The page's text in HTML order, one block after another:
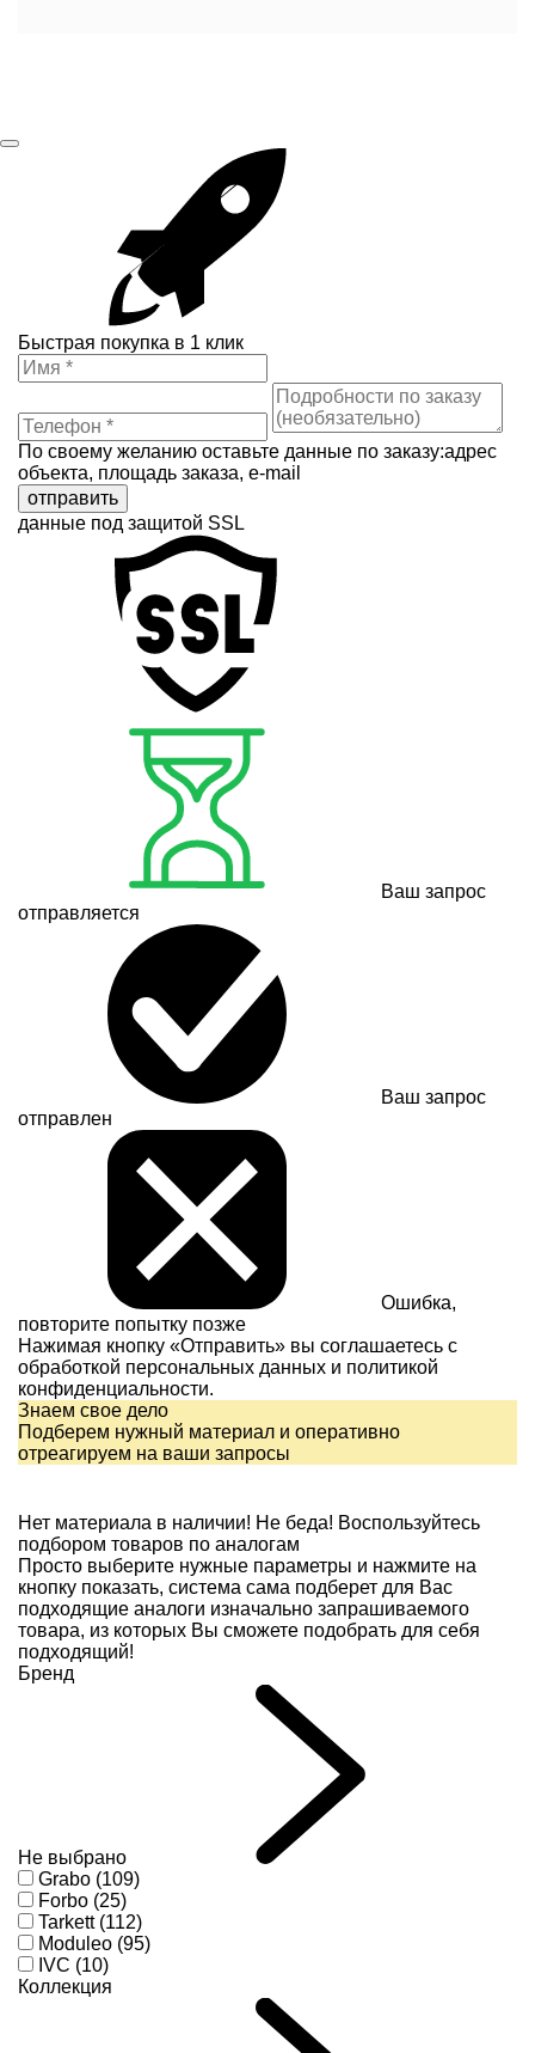
Быстрая покупка в 1 клик
По своему желанию оставьте данные по заказу:адрес
объекта, площадь заказа, e-mail
отправить
данные под защитой SSL
Ваш запрос
отправляется
Ваш запрос
отправлен
Ошибка,
повторите попытку позже
Нажимая кнопку «Отправить» вы соглашаетесь с
обработкой персональных данных и политикой
конфиденциальности.
Знаем свое дело
Подберем нужный материал и оперативно
отреагируем на ваши запросы
Нет материала в наличии! Не беда! Воспользуйтесь
подбором товаров по аналогам
Просто выберите нужные параметры и нажмите на
кнопку показать, система сама подберет для Вас
подходящие аналоги изначально запрашиваемого
товара, из которых Вы сможете подобрать для себя
подходящий!
Бренд
Не выбрано
Grabo (109)
Forbo (25)
Tarkett (112)
Moduleo (95)
IVC (10)
Коллекция